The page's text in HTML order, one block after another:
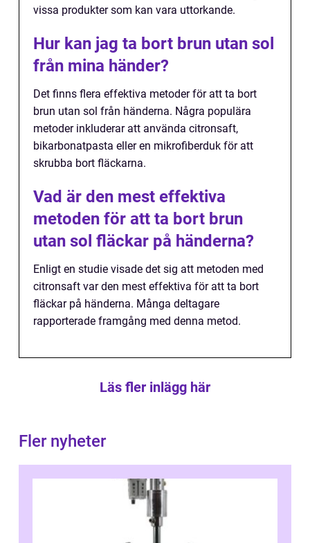
vissa produkter som kan vara uttorkande.
Hur kan jag ta bort brun utan sol
från mina händer?
Det finns flera effektiva metoder för att ta bort
brun utan sol från händerna. Några populära
metoder inkluderar att använda citronsaft,
bikarbonatpasta eller en mikrofiberduk för att
skrubba bort fläckarna.
Vad är den mest effektiva
metoden för att ta bort brun
utan sol fläckar på händerna?
Enligt en studie visade det sig att metoden med
citronsaft var den mest effektiva för att ta bort
fläckar på händerna. Många deltagare
rapporterade framgång med denna metod.
Läs fler inlägg här
Fler nyheter